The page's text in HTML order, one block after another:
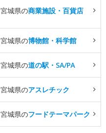
宮城県の商業施設・百貨店
宮城県の博物館・科学館
宮城県の道の駅・SA/PA
宮城県のアスレチック
宮城県のフードテーマパーク